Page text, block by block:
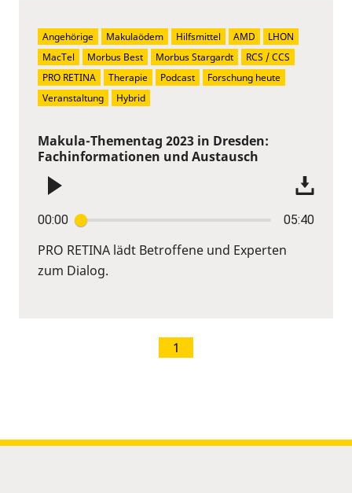
Makula-Thementag 2023 in Dresden:
Fachinformationen und Austausch
00:00 05:40
PRO RETINA lädt Betroffene und Experten
zum Dialog.
Angehörige Makulaödem Hilfsmittel AMD
LHON
MacTel
Morbus Best Morbus Stargardt
RCS / CCS
PRO RETINA
Therapie Podcast
Forschung heute
Veranstaltung
Hybrid
1